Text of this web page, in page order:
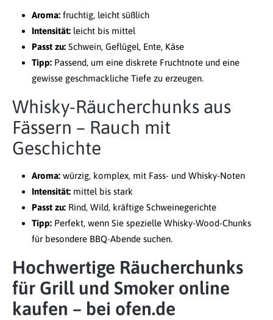
Aroma: fruchtig, leicht süßlich
Intensität: leicht bis mittel
Passt zu: Schwein, Geflügel, Ente, Käse
Tipp: Passend, um eine diskrete Fruchtnote und eine
gewisse geschmackliche Tiefe zu erzeugen.
Whisky-Räucherchunks aus
Fässern – Rauch mit
Geschichte
Aroma: würzig, komplex, mit Fass- und Whisky-Noten
Intensität: mittel bis stark
Passt zu: Rind, Wild, kräftige Schweinegerichte
Tipp: Perfekt, wenn Sie spezielle Whisky-Wood-Chunks
für besondere BBQ-Abende suchen.
Hochwertige Räucherchunks
für Grill und Smoker online
kaufen – bei ofen.de